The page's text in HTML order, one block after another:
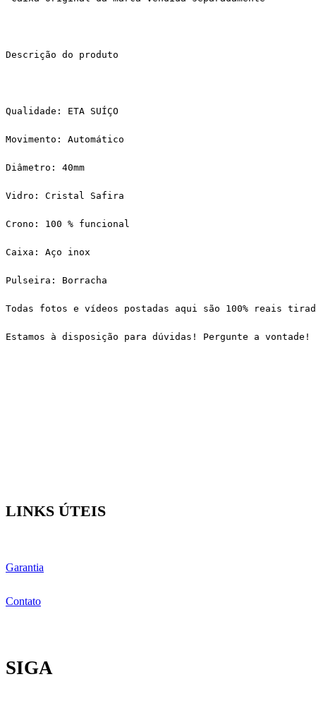
Descrição do produto
Qualidade: ETA SUÍÇO
Movimento: Automático
Diâmetro: 40mm
Vidro: Cristal Safira
Crono: 100 % funcional
Caixa: Aço inox
Pulseira: Borracha
Todas fotos e vídeos postadas aqui são 100% reais
Estamos à disposição para dúvidas! Pergunte a vontade!
LINKS ÚTEIS
Garantia
Contato
SIGA